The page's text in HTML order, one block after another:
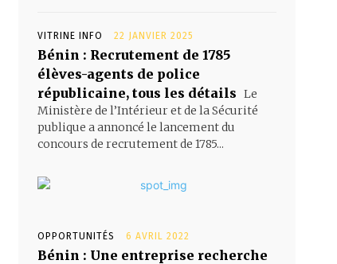
VITRINE INFO 22 JANVIER 2025
Bénin : Recrutement de 1785
élèves-agents de police
républicaine, tous les détails Le
Ministère de l’Intérieur et de la Sécurité
publique a annoncé le lancement du
concours de recrutement de 1785...
OPPORTUNITÉS 6 AVRIL 2022
Bénin : Une entreprise recherche